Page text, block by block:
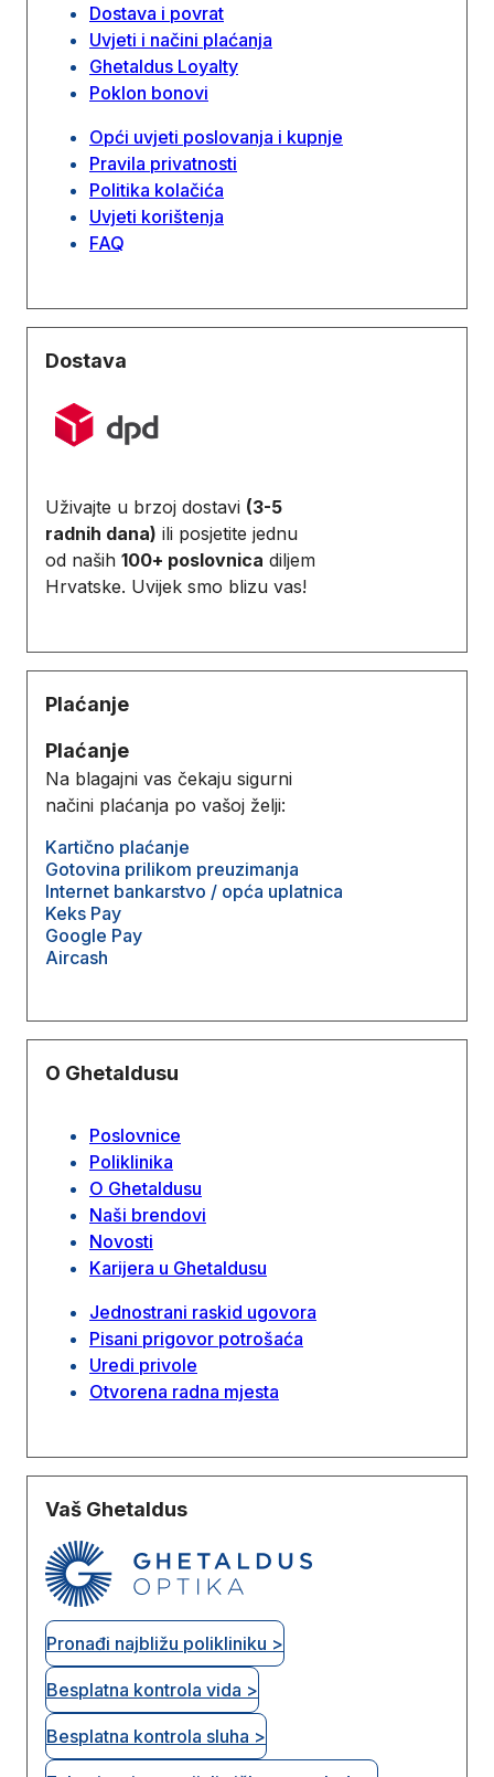
Dostava i povrat
Uvjeti i načini plaćanja
Ghetaldus Loyalty
Poklon bonovi
Opći uvjeti poslovanja i kupnje
Pravila privatnosti
Politika kolačića
Uvjeti korištenja
FAQ
Dostava
Uživajte u brzoj dostavi (3-5
radnih dana) ili posjetite jednu
od naših 100+ poslovnica diljem
Hrvatske. Uvijek smo blizu vas!
Plaćanje
Plaćanje
Na blagajni vas čekaju sigurni
načini plaćanja po vašoj želji:
Kartično plaćanje
Gotovina prilikom preuzimanja
Internet bankarstvo / opća uplatnica
Keks Pay
Google Pay
Aircash
O Ghetaldusu
Poslovnice
Poliklinika
O Ghetaldusu
Naši brendovi
Novosti
Karijera u Ghetaldusu
Jednostrani raskid ugovora
Pisani prigovor potrošaća
Uredi privole
Otvorena radna mjesta
Vaš Ghetaldus
Pronađi najbližu polikliniku >
Besplatna kontrola vida >
Besplatna kontrola sluha >